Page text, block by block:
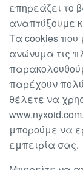
επηρεάζει το
αναπτύξουμε
Τα cookies που
ανώνυμα τις
παρέχουν
θέλετε να
www.nyxoid.com
μπορούμε να
εμπειρία σας.